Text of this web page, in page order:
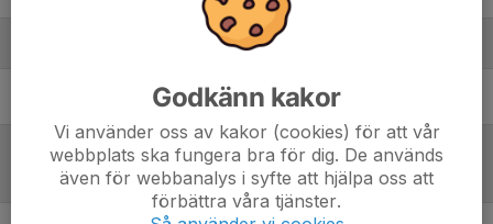
Simon Hammar JohnssonTränare
Referat
Godkänn kakor
Vi använder oss av kakor (cookies) för att vår
webbplats ska fungera bra för dig. De används
även för webbanalys i syfte att hjälpa oss att
förbättra våra tjänster.